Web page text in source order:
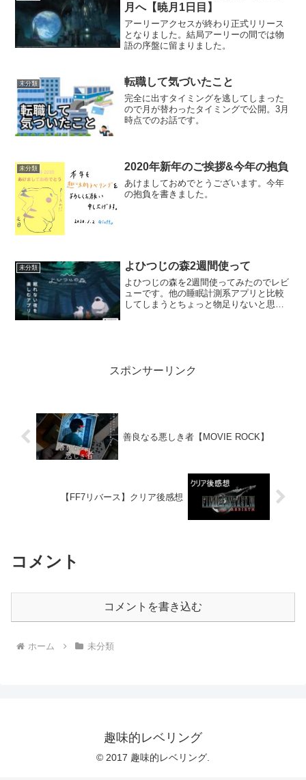
月へ【暁月1日目】
アーリーアクセスが終わり正式リリース
となりました。結局アーリーの間では物
語の序盤に留まりました。
未分類 転職して気づいたこと
完全に出すタイミングを逃してしまった
ので月が替わったタイミングで公開。3月
時点でのお話です。
未分類 2020年新年のご挨拶&今年の抱負
あけましておめでとうございます。今年
の抱負を書きました。
未分類 よひつじの森2週間使って
よひつじの森を2週間使ってみたのでレビ
ューです。他の睡眠計測系アプリと比較
してしまうとちょっと物足りないと思っ
スポンサーリンク
善良なる悪しき者【MOVIE ROCK】
【FF7リバース】クリア後感想
コメント
コメントを書き込む
ホーム 未分類
趣味的レベリング
© 2017 趣味的レベリング.